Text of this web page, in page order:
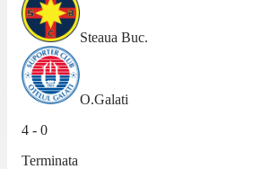
Steaua Buc.
O.Galati
4 - 0
Terminata